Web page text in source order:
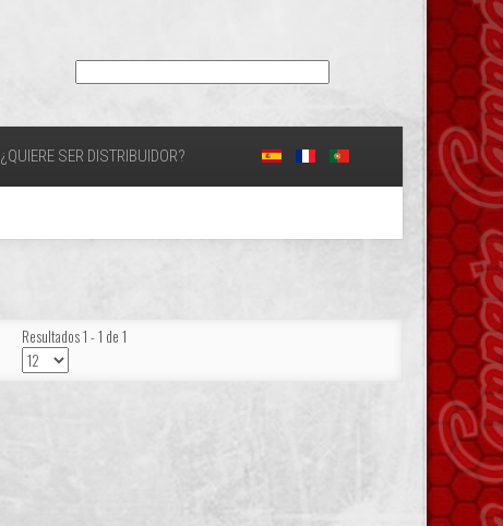
¿QUIERE SER DISTRIBUIDOR?
Resultados 1 - 1 de 1